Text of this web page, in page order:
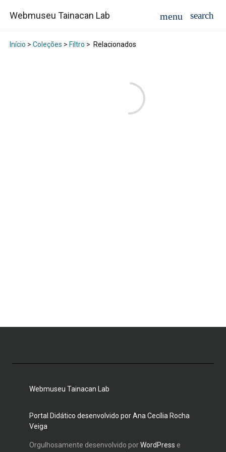
Webmuseu Tainacan Lab
Início > Coleções > Filtro > Relacionados
Webmuseu Tainacan Lab
Portal Didático desenvolvido por Ana Cecília Rocha
Veiga
Orgulhosamente desenvolvido porWordPress e